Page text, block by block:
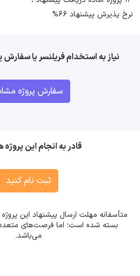
نرخ پذیرش پیشنهاد 66%
نیاز به استخدام فریلنسر یا سفارش
سفارش پروژه
قادر به انجام این
ثبت نام کنید
متأسفانه مهلت ارسال پیشنهاد این
بسته شده است؛ اما فرصت‌های
می‌باشد.